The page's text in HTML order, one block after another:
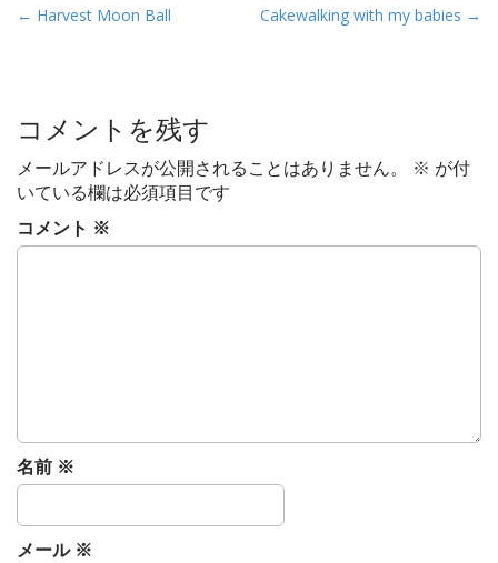
P
n
a
v
i
g
← Harvest Moon Ball Cakewalking with my babies →
コメントを残す
メールアドレスが公開されることはありません。 ※ が付
いている欄は必須項目です
コメント ※
名前 ※
メール ※